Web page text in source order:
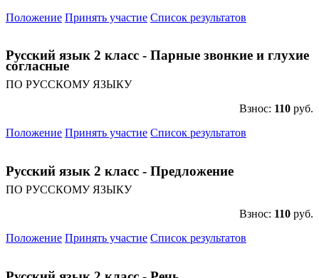
Положение Принять участие Список результатов
Русский язык 2 класс - Парные звонкие и глухие
согласные
ПО РУССКОМУ ЯЗЫКУ
Взнос: 110 руб.
Положение Принять участие Список результатов
Русский язык 2 класс - Предложение
ПО РУССКОМУ ЯЗЫКУ
Взнос: 110 руб.
Положение Принять участие Список результатов